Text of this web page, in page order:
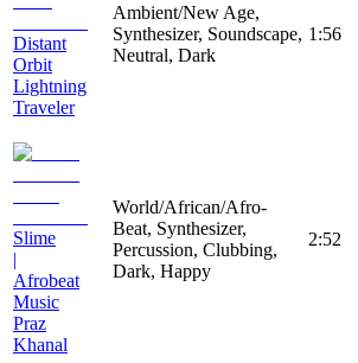
Distant
Orbit
Lightning
Traveler
Ambient/New Age,
Synthesizer, Soundscape,
Neutral, Dark
1:56
Slime
|
Afrobeat
Music
Praz
Khanal
World/African/Afro-
Beat, Synthesizer,
Percussion, Clubbing,
Dark, Happy
2:52